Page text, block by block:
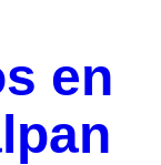
en